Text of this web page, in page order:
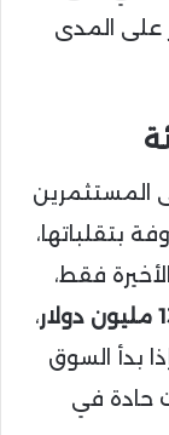
على المدى
المستثمرين
بتقلباتها،
فقط،
،
بدأ السوق
حادة في